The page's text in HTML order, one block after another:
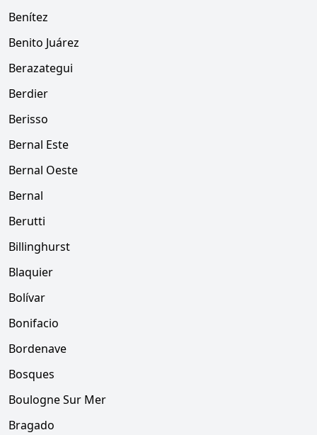
Benítez
Benito Juárez
Berazategui
Berdier
Berisso
Bernal Este
Bernal Oeste
Bernal
Berutti
Billinghurst
Blaquier
Bolívar
Bonifacio
Bordenave
Bosques
Boulogne Sur Mer
Bragado